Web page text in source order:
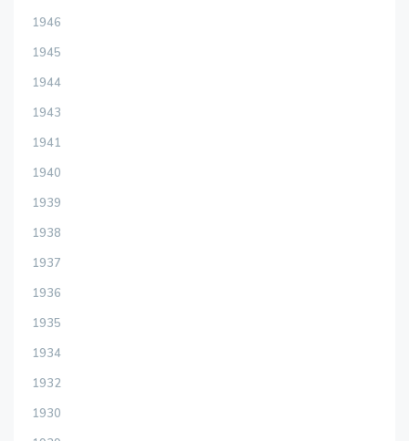
1946
1945
1944
1943
1941
1940
1939
1938
1937
1936
1935
1934
1932
1930